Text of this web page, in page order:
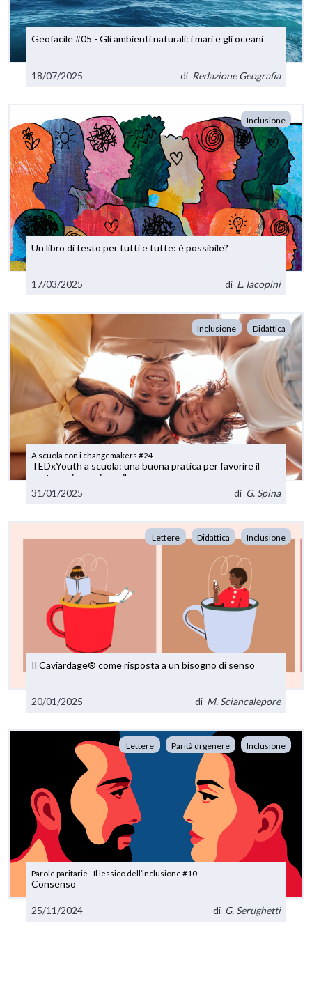
Geofacile #05 - Gli ambienti naturali: i mari e gli oceani
18/07/2025 di Redazione Geografia
Inclusione
Un libro di testo per tutti e tutte: è possibile?
17/03/2025 di L. Iacopini
Inclusione Didattica
A scuola con i changemakers #24
TEDxYouth a scuola: una buona pratica per favorire il
protagonismo giovanile
31/01/2025
di G. Spina
Lettere Didattica Inclusione
Il Caviardage® come risposta a un bisogno di senso
20/01/2025 di M. Sciancalepore
Lettere Parità di genere Inclusione
Parole paritarie - Il lessico dell’inclusione #10
Consenso
25/11/2024 di G. Serughetti